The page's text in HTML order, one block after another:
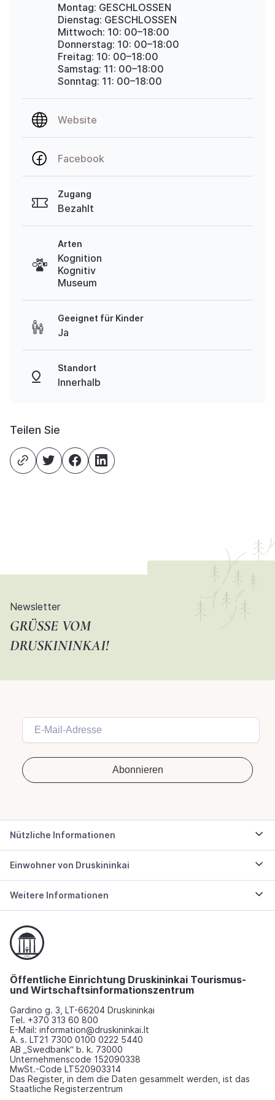
Montag: GESCHLOSSEN
Dienstag: GESCHLOSSEN
Mittwoch: 10: 00–18:00
Donnerstag: 10: 00–18:00
Freitag: 10: 00–18:00
Samstag: 11: 00–18:00
Sonntag: 11: 00–18:00
Website
Facebook
Zugang
Bezahlt
Arten
Kognition
Kognitiv
Museum
Geeignet für Kinder
Ja
Standort
Innerhalb
Teilen Sie
Newsletter
GRÜSSE VOM D
RUSKININKAI!
Nützliche Informationen
Einwohner von Druskininkai
Weitere Informationen
Öffentliche Einrichtung Druskininkai Tourismus-
und Wirtschaftsinformationszentrum
Gardino g. 3, LT-66204 Druskininkai
Tel. +370 313 60 800
E-Mail: information@druskininkai.lt
A. s. LT21 7300 0100 0222 5440
AB „Swedbank“ b. k. 73000
Unternehmenscode 152090338
MwSt.-Code LT520903314
Das Register, in dem die Daten gesammelt werden, ist das
Staatliche Registerzentrum